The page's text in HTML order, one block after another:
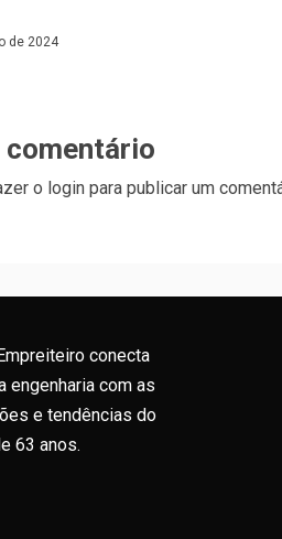
de 2024
comentário
o login para publicar um
conecta
engenharia com as
e tendências do
63 anos.